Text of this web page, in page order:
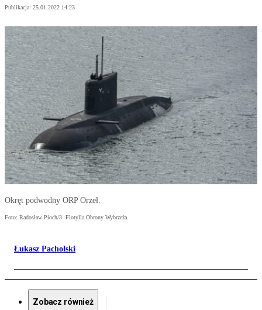
Publikacja: 25.01.2022 14:23
Okręt podwodny ORP Orzeł.
Foto: Radosław Pioch/3. Flotylla Obrony Wybrzeża.
Łukasz Pacholski
Zobacz również